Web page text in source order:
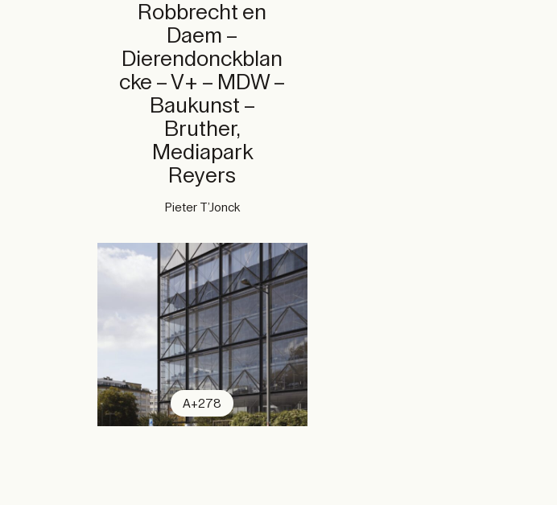
Robbrecht en
Daem –
Dierendonckblan
cke – V+ – MDW –
Baukunst –
Bruther,
Mediapark
Reyers
Pieter T’Jonck
A+278